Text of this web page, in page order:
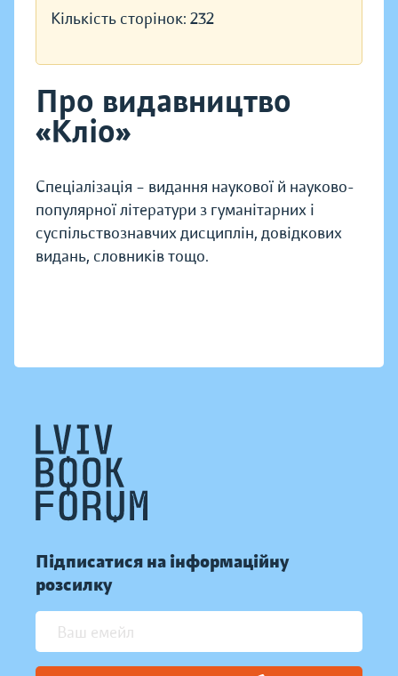
Кількість сторінок: 232
Про видавництво
«Кліо»
Спеціалізація – видання наукової й науково-
популярної літератури з гуманітарних і
суспільствознавчих дисциплін, довідкових
видань, словників тощо.
Підписатися на інформаційну
розсилку